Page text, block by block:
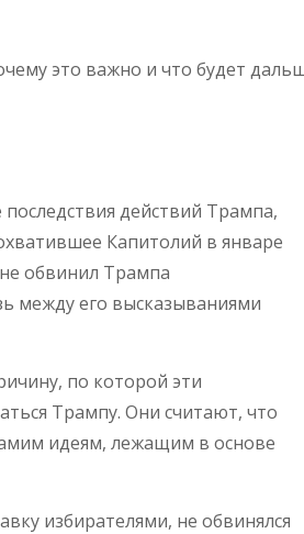
это важно и что будет
действий Трампа,
Капитолий в январе
обвинил Трампа
между его высказываниями
по которой эти
Трампу. Они считают, что
идеям, лежащим в основе
избирателями, не обвинялся